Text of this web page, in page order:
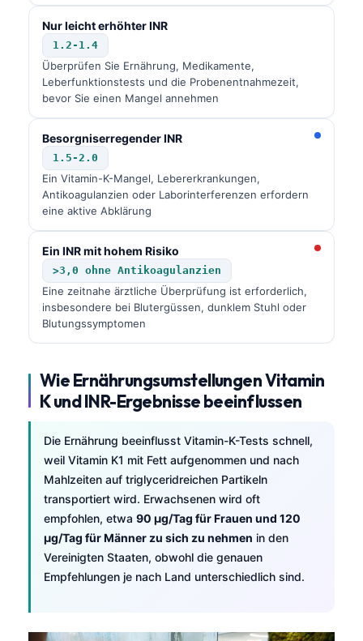
Nur leicht erhöhter INR
1.2-1.4
Überprüfen Sie Ernährung, Medikamente,
Leberfunktionstests und die Probenentnahmezeit,
bevor Sie einen Mangel annehmen
Besorgniserregender INR
1.5-2.0
Ein Vitamin-K-Mangel, Lebererkrankungen,
Antikoagulanzien oder Laborinterferenzen erfordern
eine aktive Abklärung
Ein INR mit hohem Risiko
>3,0 ohne Antikoagulanzien
Eine zeitnahe ärztliche Überprüfung ist erforderlich,
insbesondere bei Blutergüssen, dunklem Stuhl oder
Blutungssymptomen
Wie Ernährungsumstellungen Vitamin
K und INR-Ergebnisse beeinflussen
Die Ernährung beeinflusst Vitamin-K-Tests schnell,
weil Vitamin K1 mit Fett aufgenommen und nach
Mahlzeiten auf triglyceridreichen Partikeln
transportiert wird. Erwachsenen wird oft
empfohlen, etwa 90 µg/Tag für Frauen und 120
µg/Tag für Männer zu sich zu nehmen in den
Vereinigten Staaten, obwohl die genauen
Empfehlungen je nach Land unterschiedlich sind.
Occitan
Afrikaans
Монгол
ພາສາລາວ
Basa Jawa
Cebuano
ئۇيغۇرچە
Татар теле
Frysk
Ślōnskŏ gŏdka
Norsk bokmål